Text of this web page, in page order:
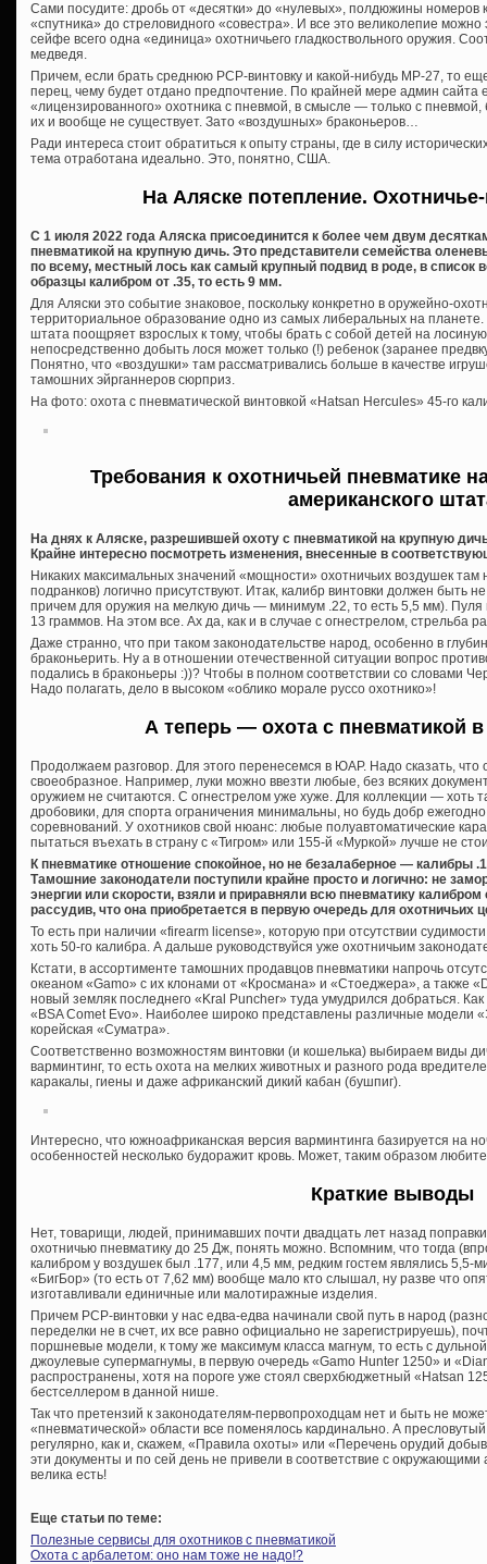
Сами посудите: дробь от «десятки» до «нулевых», полдюжины номеров
«спутника» до стреловидного «совестра». И все это великолепие
сейфе всего одна «единица» охотничьего гладкоствольного оружия.
медведя.
Причем, если брать среднюю PCP-винтовку и какой-нибудь МР-27, то
перец, чему будет отдано предпочтение. По крайней мере админ сайта
«лицензированного» охотника с пневмой, в смысле — только с
их и вообще не существует. Зато «воздушных» браконьеров…
Ради интереса стоит обратиться к опыту страны, где в силу
тема отработана идеально. Это, понятно, США.
На Аляске потепление.
С 1 июля 2022 года Аляска присоединится к более чем двум
пневматикой на крупную дичь. Это представители семейства
по всему, местный лось как самый крупный подвид в роде, в список
образцы калибром от .35, то есть 9 мм.
Для Аляски это событие знаковое, поскольку конкретно в оружейно-
территориальное образование одно из самых либеральных на планете.
штата поощряет взрослых к тому, чтобы брать с собой детей на
непосредственно добыть лося может только (!) ребенок (заранее
Понятно, что «воздушки» там рассматривались больше в качестве
тамошних эйрганнеров сюрприз.
На фото: охота с пневматической винтовкой «Hatsan Hercules» 45-го
Требования к охотничьей пневматике
американского
На днях к Аляске, разрешившей охоту с пневматикой на крупную
Крайне интересно посмотреть изменения, внесенные в
Никаких максимальных значений «мощности» охотничьих воздушек
подранков) логично присутствуют. Итак, калибр винтовки должен быть
причем для оружия на мелкую дичь — минимум .22, то есть 5,5 мм).
13 граммов. На этом все. Ах да, как и в случае с огнестрелом, стрельба
Даже странно, что при таком законодательстве народ, особенно в
браконьерить. Ну а в отношении отечественной ситуации вопрос
подались в браконьеры :))? Чтобы в полном соответствии со словами
Надо полагать, дело в высоком «облико морале руссо охотнико»!
А теперь — охота с пневматикой
Продолжаем разговор. Для этого перенесемся в ЮАР. Надо сказать, что
своеобразное. Например, луки можно ввезти любые, без всяких
оружием не считаются. С огнестрелом уже хуже. Для коллекции — хоть
дробовики, для спорта ограничения минимальны, но будь добр
соревнований. У охотников свой нюанс: любые полуавтоматические
пытаться въехать в страну с «Тигром» или 155-й «Муркой» лучше не
К пневматике отношение спокойное, но не безалаберное — калибры
Тамошние законодатели поступили крайне просто и логично: не
энергии или скорости, взяли и приравняли всю пневматику
рассудив, что она приобретается в первую очередь для охотничьих
То есть при наличии «firearm license», которую при отсутствии
хоть 50-го калибра. А дальше руководствуйся уже охотничьим
Кстати, в ассортименте тамошних продавцов пневматики напрочь
океаном «Gamo» с их клонами от «Кросмана» и «Стоеджера», а также
новый земляк последнего «Kral Puncher» туда умудрился добраться.
«BSA Comet Evo». Наиболее широко представлены различные модели
корейская «Суматра».
Соответственно возможностям винтовки (и кошелька) выбираем виды
варминтинг, то есть охота на мелких животных и разного рода
каракалы, гиены и даже африканский дикий кабан (бушпиг).
Интересно, что южноафриканская версия варминтинга базируется на
особенностей несколько будоражит кровь. Может, таким образом
Краткие выводы
Нет, товарищи, людей, принимавших почти двадцать лет назад
охотничью пневматику до 25 Дж, понять можно. Вспомним, что тогда
калибром у воздушек был .177, или 4,5 мм, редким гостем являлись 5,5-
«БигБор» (то есть от 7,62 мм) вообще мало кто слышал, ну разве что
изготавливали единичные или малотиражные изделия.
Причем PCP-винтовки у нас едва-едва начинали свой путь в народ
переделки не в счет, их все равно официально не зарегистрируешь),
поршневые модели, к тому же максимум класса магнум, то есть с
джоулевые супермагнумы, в первую очередь «Gamo Hunter 1250» и
распространены, хотя на пороге уже стоял сверхбюджетный «Hatsan
бестселлером в данной нише.
Так что претензий к законодателям-первопроходцам нет и быть не
«пневматической» области все поменялось кардинально. А
регулярно, как и, скажем, «Правила охоты» или «Перечень орудий
эти документы и по сей день не привели в соответствие с
велика есть!
Еще статьи по теме:
Полезные сервисы для охотников с пневматикой
Охота с арбалетом: оно нам тоже не надо!?